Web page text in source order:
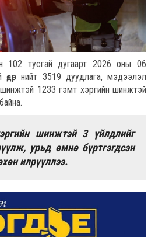
102 тусгай дугаарт 2026 оны 06
нийт 3519 дуудлага, мэдээлэл
шинжтэй 1233 гэмт хэргийн шинжтэй
шинжтэй 3 үйлдлийг
урьд өмнө бүртгэгдсэн
илрүүллээ.